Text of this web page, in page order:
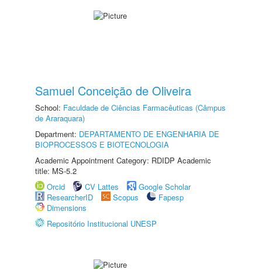
Samuel Conceição de Oliveira
School: Faculdade de Ciências Farmacêuticas (Câmpus
de Araraquara)
Department: DEPARTAMENTO DE ENGENHARIA DE
BIOPROCESSOS E BIOTECNOLOGIA
Academic Appointment Category: RDIDP Academic
title: MS-5.2
Orcid
CV Lattes
Google Scholar
ResearcherID
Scopus
Fapesp
Dimensions
Repositório Institucional UNESP